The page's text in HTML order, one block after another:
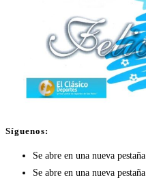
Síguenos:
Se abre en una nueva pestaña
Se abre en una nueva pestaña